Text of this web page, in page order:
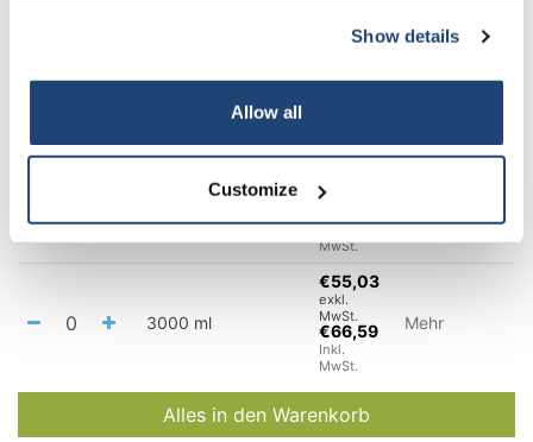
Show details
Allow all
Customize
1000 ml
€89,22
Mehr
€15,88
MwSt.
Inkl.
MwSt.
3000 ml
€55,03
exkl.
MwSt.
€66,59
Inkl.
MwSt.
Mehr
Alles in den Warenkorb